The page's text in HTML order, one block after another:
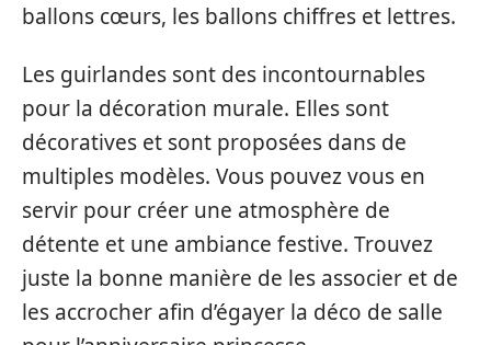
ballons cœurs, les ballons chiffres et lettres.
Les guirlandes sont des incontournables
pour la décoration murale. Elles sont
décoratives et sont proposées dans de
multiples modèles. Vous pouvez vous en
servir pour créer une atmosphère de
détente et une ambiance festive. Trouvez
juste la bonne manière de les associer et de
les accrocher afin d’égayer la déco de salle